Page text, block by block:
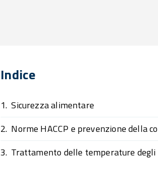
Indice
1. Sicurezza alimentare
2. Norme HACCP e prevenzione della
3. Trattamento delle temperature